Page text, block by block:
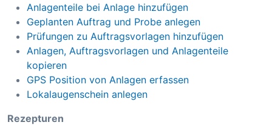
Anlagenteile bei Anlage hinzufügen
Geplanten Auftrag und Probe anlegen
Prüfungen zu Auftragsvorlagen hinzufügen
Anlagen, Auftragsvorlagen und Anlagenteile
kopieren
GPS Position von Anlagen erfassen
Lokalaugenschein anlegen
Rezepturen